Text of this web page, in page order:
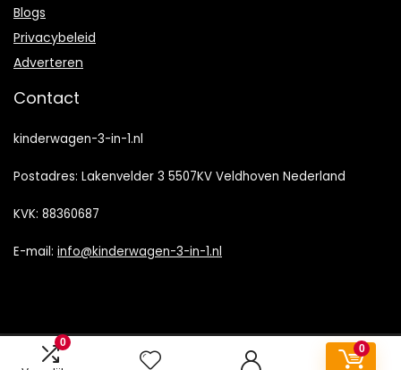
0
0
Blogs
Privacybeleid
Adverteren
Contact
kinderwagen-3-in-1.nl
Postadres: Lakenvelder 3 5507KV Veldhoven Nederland
KVK: 88360687
E-mail: info@kinderwagen-3-in-1.nl
2022 © Kinderwagen-3-in-1.nl Alle rechten voorbehouden